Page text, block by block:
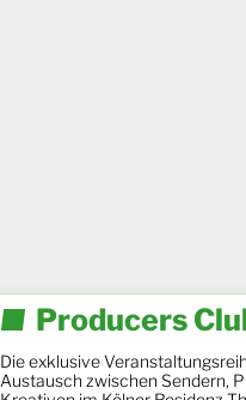
Producers
Die exklusive
Austausch zwischen Sendern,